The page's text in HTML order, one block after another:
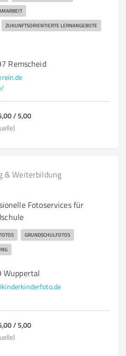
ZUKUNFTSORIENTIERTE LERNANGEBOTE
Remscheid
/ 5,00
& Weiterbildung
Fotoservices für
GRUNDSCHULFOTOS
Wuppertal
/ 5,00